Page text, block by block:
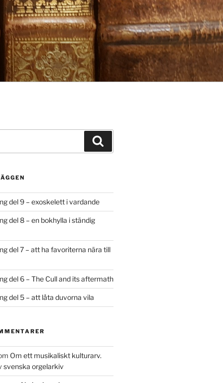
del 9 – exoskelett i vardande
del 8 – en bokhylla i ständig
del 7 – att ha favoriterna nära till
del 6 – The Cull and its aftermath
del 5 – att låta duvorna vila
Om ett musikaliskt kulturarv.
svenska orgelarkiv